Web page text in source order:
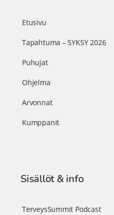
Etusivu
Tapahtuma – SYKSY 2026
Puhujat
Ohjelma
Arvonnat
Kumppanit
Sisällöt & info
TerveysSummit Podcast